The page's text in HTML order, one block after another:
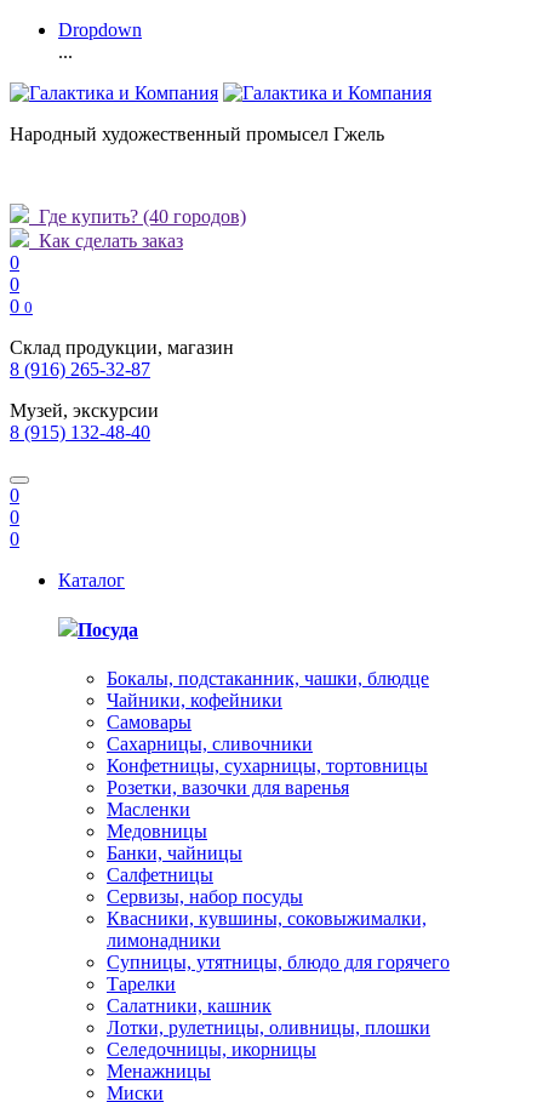
Dropdown
...
Народный художественный промысел Гжель
Где купить? (40 городов)
Как сделать заказ
0
0
0 0
Склад продукции, магазин
8 (916) 265-32-87
Музей, экскурсии
8 (915) 132-48-40
0
0
0
Каталог
Посуда
Бокалы, подстаканник, чашки, блюдце
Чайники, кофейники
Самовары
Сахарницы, сливочники
Конфетницы, сухарницы, тортовницы
Розетки, вазочки для варенья
Масленки
Медовницы
Банки, чайницы
Салфетницы
Сервизы, набор посуды
Квасники, кувшины, соковыжималки,
лимонадники
Супницы, утятницы, блюдо для горячего
Тарелки
Салатники, кашник
Лотки, рулетницы, оливницы, плошки
Селедочницы, икорницы
Менажницы
Миски